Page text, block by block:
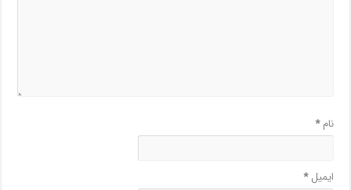
نام*
ایمیل*